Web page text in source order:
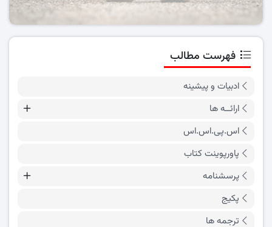
فهرست مطالب
ادبیات و پیشینه
ارائــه ها
اس.پی.اس.اس
پاورپوینت کتاب
پرسشنامه
پکیج
ترجمه ها